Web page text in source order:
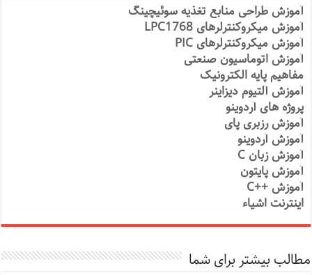
آموزش طراحی منابع تغذیه سوئیچینگ
آموزش میکروکنترلرهای LPC1768
آموزش میکروکنترلرهای PIC
آموزش اتوماسیون صنعتی
مفاهیم پایه الکترونیک
آموزش آلتیوم دیزاینر
پروژه های آردوینو
آموزش رزبری پای
آموزش آردوینو
آموزش زبان C
آموزش پایتون
آموزش ++C
اینترنت اشیاء
مطالب بیشتر برای شما